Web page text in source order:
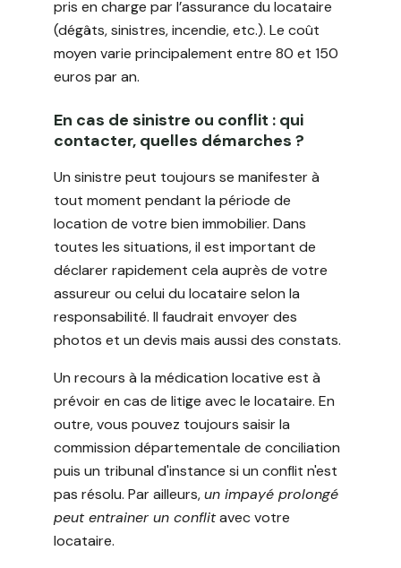
pris en charge par l’assurance du locataire
(dégâts, sinistres, incendie, etc.). Le coût
moyen varie principalement entre 80 et 150
euros par an.
En cas de sinistre ou conflit : qui
contacter, quelles démarches ?
Un sinistre peut toujours se manifester à
tout moment pendant la période de
location de votre bien immobilier. Dans
toutes les situations, il est important de
déclarer rapidement cela auprès de votre
assureur ou celui du locataire selon la
responsabilité. Il faudrait envoyer des
photos et un devis mais aussi des constats.
Un recours à la médication locative est à
prévoir en cas de litige avec le locataire. En
outre, vous pouvez toujours saisir la
commission départementale de conciliation
puis un tribunal d'instance si un conflit n'est
pas résolu. Par ailleurs,un impayé prolongé
peut entrainer un conflitavec votre
locataire.